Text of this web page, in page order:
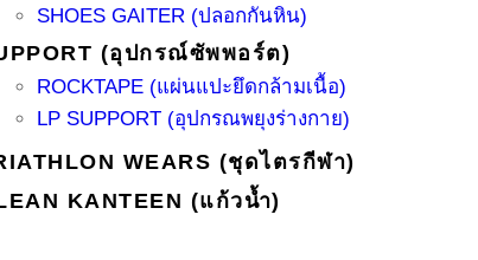
SHOES GAITER (ปลอกกันหิน)
(อุปกรณ์ซัพพอร์ต)
ROCKTAPE (แผ่นแปะยึดกล้ามเนื้อ)
LP SUPPORT (อุปกรณพยุงร่างกาย)
WEARS (ชุดไตรกีฬา)
KANTEEN (แก้วน้ำ)